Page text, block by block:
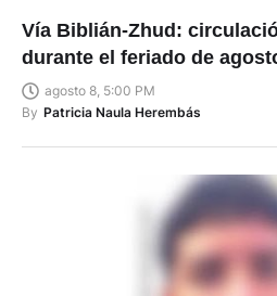
Vía Biblián-Zhud:
durante el feriado de
agosto 8, 5:00 PM
By Patricia Naula Herembás